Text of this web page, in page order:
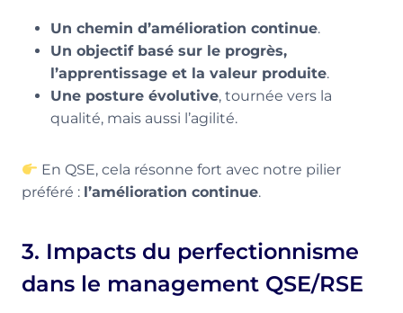
Un chemin d’amélioration continue.
Un objectif basé sur le progrès,
l’apprentissage et la valeur produite.
Une posture évolutive, tournée vers la
qualité, mais aussi l’agilité.
En QSE, cela résonne fort avec notre pilier
préféré : l’amélioration continue.
3. Impacts du perfectionnisme
dans le management QSE/RSE